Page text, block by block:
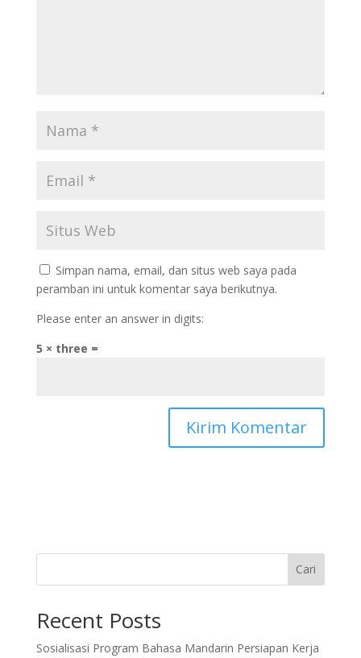
Simpan nama, email, dan situs web saya pada
peramban ini untuk komentar saya berikutnya.
Please enter an answer in digits:
5 × three =
Cari
Recent Posts
Sosialisasi Program Bahasa Mandarin Persiapan Kerja